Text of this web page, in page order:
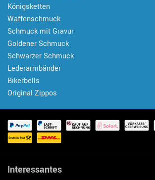
Königsketten
Waffenschmuck
Schmuck mit Gravur
Goldener Schmuck
Schwarzer Schmuck
Lederarmbänder
Bikerbells
Original Zippos
Interessantes